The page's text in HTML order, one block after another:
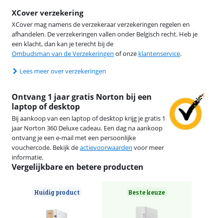
XCover verzekering
XCover mag namens de verzekeraar verzekeringen regelen en
afhandelen. De verzekeringen vallen onder Belgisch recht. Heb je
een klacht, dan kan je terecht bij de
Ombudsman van de Verzekeringen of onze klantenservice.
Lees meer over verzekeringen
Ontvang 1 jaar gratis Norton bij een
laptop of desktop
Bij aankoop van een laptop of desktop krijg je gratis 1
jaar Norton 360 Deluxe cadeau. Een dag na aankoop
ontvang je een e-mail met een persoonlijke
vouchercode. Bekijk deactievoorwaarden voor meer
informatie.
Vergelijkbare en betere producten
Huidig product Beste keuze